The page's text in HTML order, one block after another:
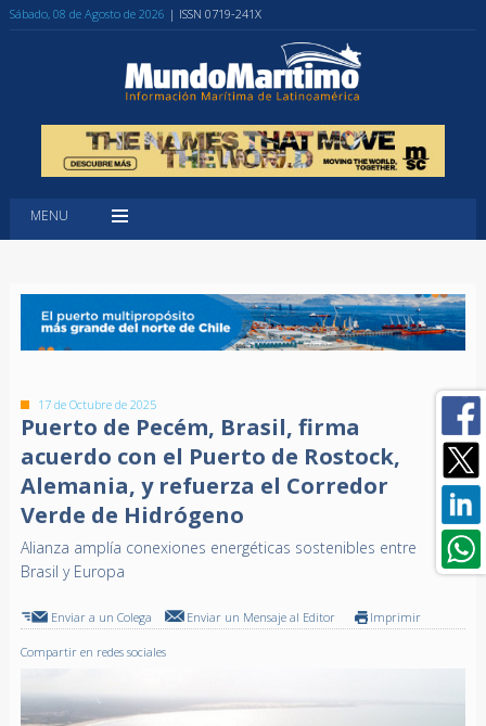
Sábado, 08 de Agosto de 2026 | ISSN 0719-241X
MENU
17 de Octubre de 2025
Puerto de Pecém, Brasil, firma
acuerdo con el Puerto de Rostock,
Alemania, y refuerza el Corredor
Verde de Hidrógeno
Alianza amplía conexiones energéticas sostenibles entre
Brasil y Europa
Enviar a un Colega Enviar un Mensaje al Editor Imprimir
Compartir en redes sociales